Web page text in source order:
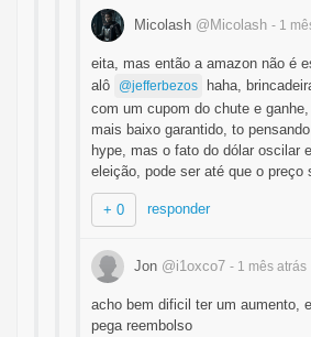
Micolash @Micolash - 1
eita, mas então a amazon não é
alô
@jefferbezos
haha,
com um cupom do chute e
mais baixo garantido, to
hype, mas o fato do dólar oscilar
eleição, pode ser até que o preço
+ 0 responder
Jon @i1oxco7 - 1 mês atrás
acho bem dificil ter um aumento,
pega reembolso